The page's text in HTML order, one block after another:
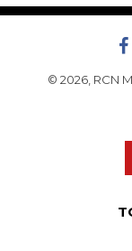
© 2026, RCN